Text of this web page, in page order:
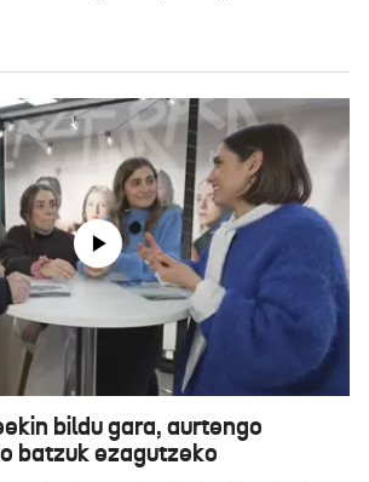
bildu gara, aurtengo
batzuk ezagutzeko